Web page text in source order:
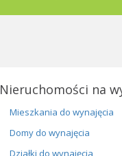
Nieruchomości na
Mieszkania do wynajęcia
Domy do wynajęcia
Działki do wynajęcia